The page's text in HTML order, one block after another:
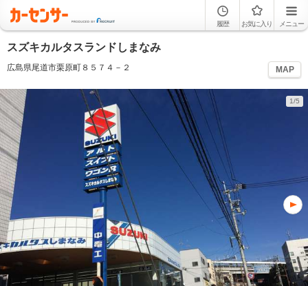
履歴 お気に入り メニュー
スズキカルタスランドしまなみ
広島県尾道市栗原町８５７４－２ MAP
1/5